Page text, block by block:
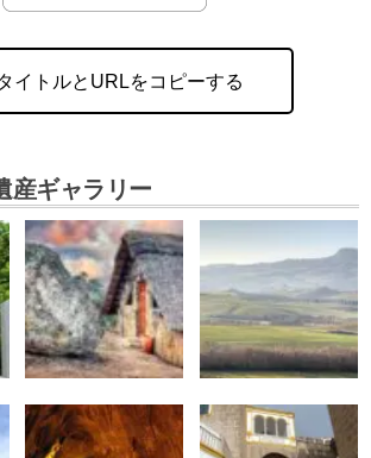
イトルとURLをコピーする
産ギャラリー